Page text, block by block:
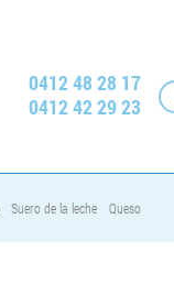
0412 48 28 17
0412 42 29 23
Suero de la leche Queso